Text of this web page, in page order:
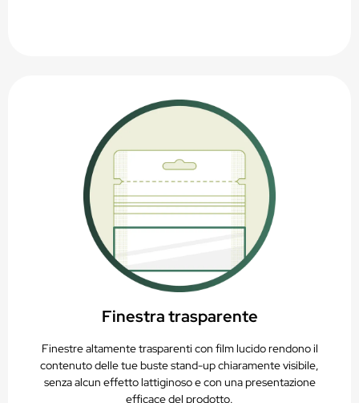
Finestra trasparente
Finestre altamente trasparenti con film lucido rendono il
contenuto delle tue buste stand-up chiaramente visibile,
senza alcun effetto lattiginoso e con una presentazione
efficace del prodotto.